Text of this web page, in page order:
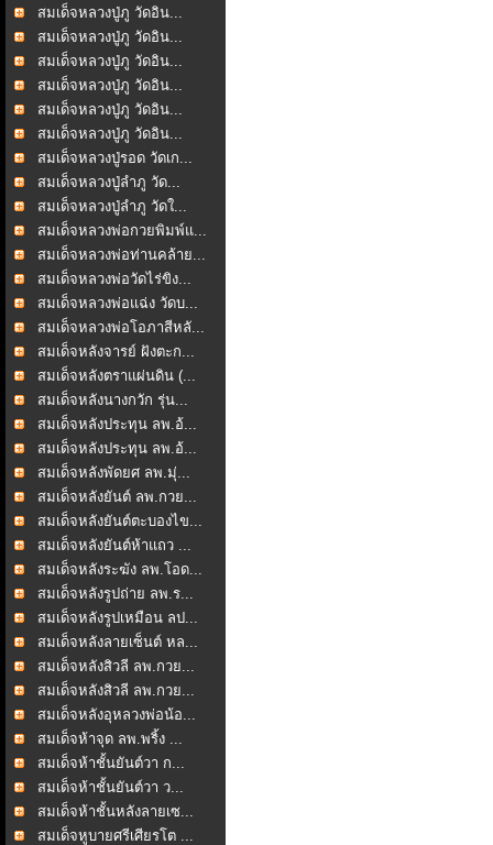
สมเด็จหลวงปู่ภู วัดอิน...
สมเด็จหลวงปู่ภู วัดอิน...
สมเด็จหลวงปู่ภู วัดอิน...
สมเด็จหลวงปู่ภู วัดอิน...
สมเด็จหลวงปู่ภู วัดอิน...
สมเด็จหลวงปู่ภู วัดอิน...
สมเด็จหลวงปู่รอด วัดเก...
สมเด็จหลวงปู่ลำภู วัด...
สมเด็จหลวงปู่ลำภู วัดใ...
สมเด็จหลวงพ่อกวยพิมพ์แ...
สมเด็จหลวงพ่อท่านคล้าย...
สมเด็จหลวงพ่อวัดไร่ขิง...
สมเด็จหลวงพ่อแฉ่ง วัดบ...
สมเด็จหลวงพ่อโอภาสีหลั...
สมเด็จหลังจารย์ ฝังตะก...
สมเด็จหลังตราแผ่นดิน (...
สมเด็จหลังนางกวัก รุ่น...
สมเด็จหลังประทุน ลพ.อ้...
สมเด็จหลังประทุน ลพ.อ้...
สมเด็จหลังพัดยศ ลพ.มุ่...
สมเด็จหลังยันต์ ลพ.กวย...
สมเด็จหลังยันต์ตะบองไข...
สมเด็จหลังยันต์ห้าแถว ...
สมเด็จหลังระฆัง ลพ.โอด...
สมเด็จหลังรูปถ่าย ลพ.ร...
สมเด็จหลังรูปเหมือน ลป...
สมเด็จหลังลายเซ็นต์ หล...
สมเด็จหลังสิวลี ลพ.กวย...
สมเด็จหลังสิวลี ลพ.กวย...
สมเด็จหลังอุหลวงพ่อน้อ...
สมเด็จห้าจุด ลพ.พริ้ง ...
สมเด็จห้าชั้นยันต์วา ก...
สมเด็จห้าชั้นยันต์วา ว...
สมเด็จห้าชั้นหลังลายเซ...
สมเด็จหูบายศรีเศียรโต ...